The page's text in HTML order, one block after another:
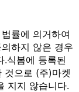
률에 의거하여
하지 않은 경우
.식봄에 등록된
것으로 (주)마켓
지지 않습니다.